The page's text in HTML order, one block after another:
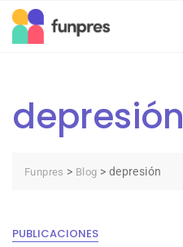
Skip
content
depresión
Funpres > Blog > depresión
PUBLICACIONES